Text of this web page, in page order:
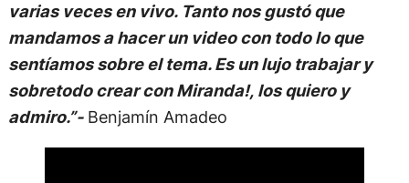
varias veces en vivo. Tanto nos gustó que
mandamos a hacer un video con todo lo que
sentíamos sobre el tema. Es un lujo trabajar y
sobretodo crear con Miranda!, los quiero y
admiro.”- Benjamín Amadeo